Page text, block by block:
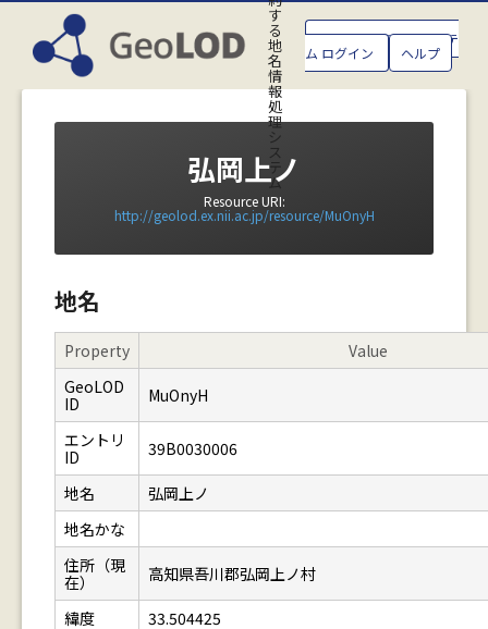
す
る
地
名
情
報
処
理
シ
ス
テ
ム
GeoLOD地名管理システ
ム ログイン ヘルプ
弘岡上ノ
Resource URI:
http://geolod.ex.nii.ac.jp/resource/MuOnyH
地名
Property
Value
GeoLOD
ID
MuOnyH
エントリ
ID
39B0030006
地名
弘岡上ノ
地名かな
住所（現
在）
高知県吾川郡弘岡上ノ村
緯度
33.504425